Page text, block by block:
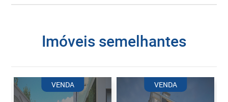
imóveis semelhantes
VENDA VENDA